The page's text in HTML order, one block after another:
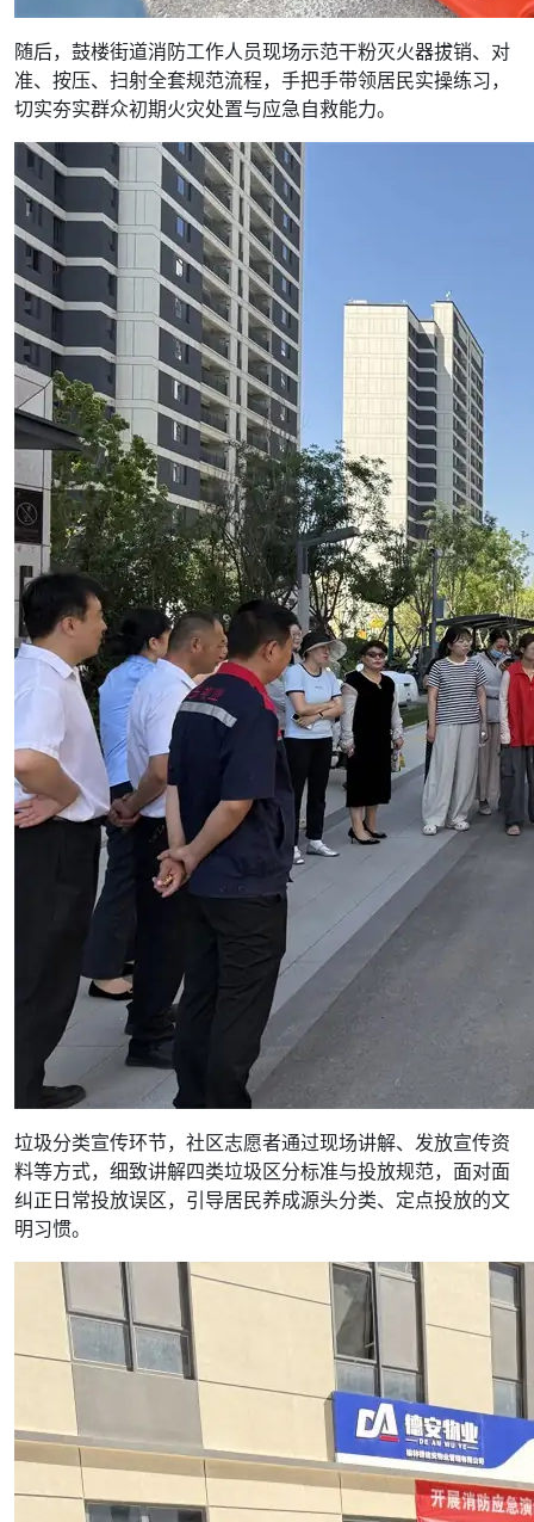
随后，鼓楼街道消防工作人员现场示范干粉灭火器拔销、对
准、按压、扫射全套规范流程，手把手带领居民实操练习，
切实夯实群众初期火灾处置与应急自救能力。
垃圾分类宣传环节，社区志愿者通过现场讲解、发放宣传资
料等方式，细致讲解四类垃圾区分标准与投放规范，面对面
纠正日常投放误区，引导居民养成源头分类、定点投放的文
明习惯。